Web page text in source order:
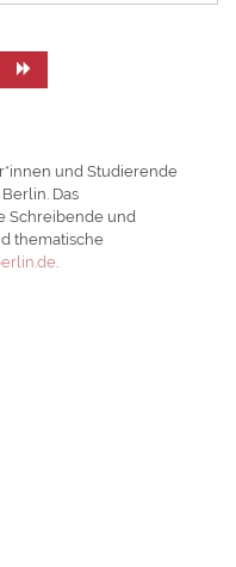
und Studierende
Das
Schreibende und
thematische